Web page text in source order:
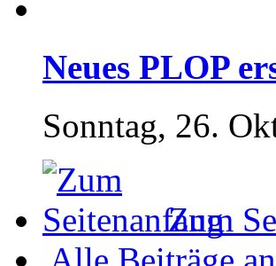
Neues PLOP
Sonntag, 26.
Zum